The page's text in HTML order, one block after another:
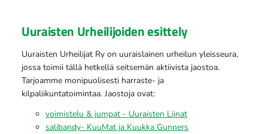
Uuraisten Urheilijoiden esittely
Uuraisten Urheilijat Ry on uuraislainen urheilun yleisseura,
jossa toimii tällä hetkellä seitsemän aktiivista jaostoa.
Tarjoamme monipuolisesti harraste- ja
kilpaliikuntatoimintaa. Jaostoja ovat:
voimistelu & jumpat - Uuraisten Liinat
salibandy- KuuMat ja Kuukka Gunners